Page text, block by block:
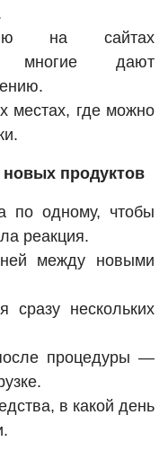
на сайтах
многие дают
местах, где можно
продуктов
по одному, чтобы
реакция.
между новыми
сразу нескольких
процедуры —
в какой день